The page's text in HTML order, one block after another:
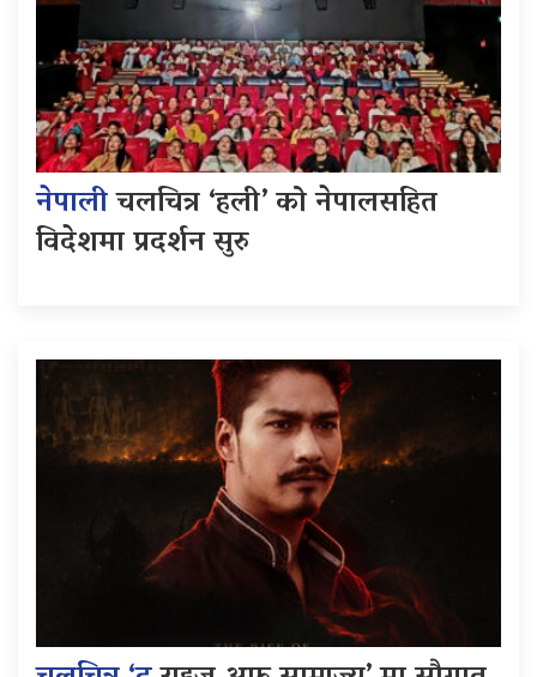
नेपालीचलचित्र ‘हली’ को नेपालसहित
विदेशमा प्रदर्शन सुरु